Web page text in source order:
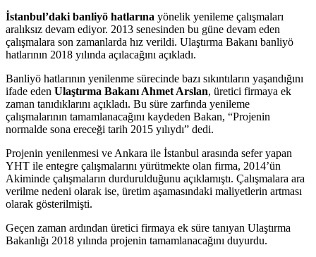
İstanbul’daki banliyö hatlarına yönelik yenileme çalışmaları
aralıksız devam ediyor. 2013 senesinden bu güne devam eden
çalışmalara son zamanlarda hız verildi. Ulaştırma Bakanı banliyö
hatlarının 2018 yılında açılacağını açıkladı.
Banliyö hatlarının yenilenme sürecinde bazı sıkıntıların yaşandığını
ifade eden Ulaştırma Bakanı Ahmet Arslan, üretici firmaya ek
zaman tanıdıklarını açıkladı. Bu süre zarfında yenileme
çalışmalarının tamamlanacağını kaydeden Bakan, “Projenin
normalde sona ereceği tarih 2015 yılıydı” dedi.
Projenin yenilenmesi ve Ankara ile İstanbul arasında sefer yapan
YHT ile entegre çalışmalarını yürütmekte olan firma, 2014’ün
Akiminde çalışmaların durdurulduğunu açıklamıştı. Çalışmalara ara
verilme nedeni olarak ise, üretim aşamasındaki maliyetlerin artması
olarak gösterilmişti.
Geçen zaman ardından üretici firmaya ek süre tanıyan Ulaştırma
Bakanlığı 2018 yılında projenin tamamlanacağını duyurdu.